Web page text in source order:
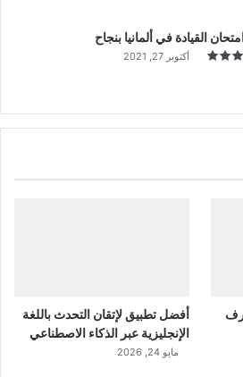
القيادة في ألمانيا بنجاح
أكتوبر 27, 2021
أفضل تطبيق لإتقان التحدث باللغة
الإنجليزية عبر الذكاء الاصطناعي
مايو 24, 2026